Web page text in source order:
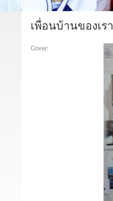
เพื่อนบ้านของเรา
Cover: